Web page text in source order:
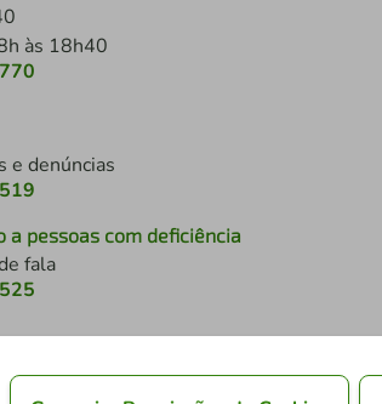
às 18h40
e denúncias
a pessoas com deficiência
fala